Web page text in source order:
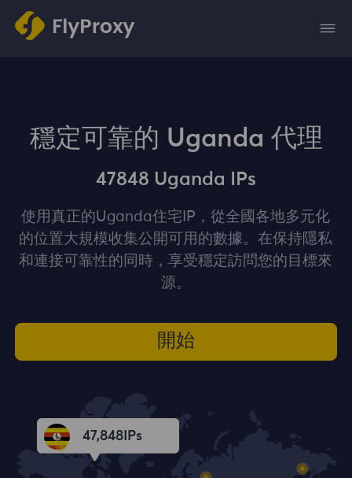
穩定可靠的 Uganda 代理
47848 Uganda IPs
使用真正的Uganda住宅IP，從全國各地多元化
的位置大規模收集公開可用的數據。在保持隱私
和連接可靠性的同時，享受穩定訪問您的目標來
源。
開始
47,848IPs